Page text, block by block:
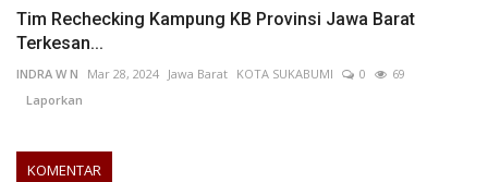
Tim Rechecking Kampung KB Provinsi Jawa Barat
Terkesan...
INDRA W N Mar 28, 2024 Jawa Barat KOTA SUKABUMI 0
69
Laporkan
KOMENTAR